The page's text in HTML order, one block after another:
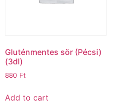
Gluténmentes sör (Pécsi)
(3dl)
880 Ft
Add to cart